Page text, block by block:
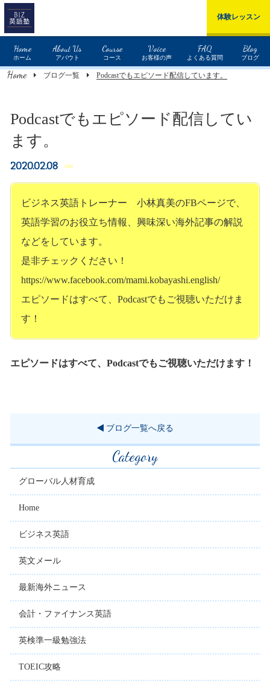
Home
ホーム
About Us
アバウト
Course
コース
Voice
お客様の声
FAQ
よくある質問
Blog
ブログ
体験レッスン
Home ブログ一覧 Podcastでもエピソード配信しています。
Podcastでもエピソード配信してい
ます。
2020.02.08
ビジネス英語トレーナー 小林真美のFBページで、
英語学習のお役立ち情報、興味深い海外記事の解説
などをしています。
是非チェックください！
https://www.facebook.com/mami.kobayashi.english/
エピソードはすべて
、Podcastでもご視聴いただけま
す！
エピソードはすべて、Podcastでもご視聴いただけます！
ブログ一覧へ戻る
Category
グローバル人材育成
Home
ビジネス英語
英文メール
最新海外ニュース
会計・ファイナンス英語
英検準一級勉強法
TOEIC攻略